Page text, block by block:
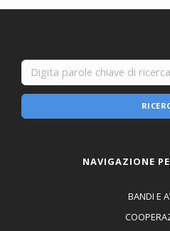
NAVIGAZIONE
BANDI E